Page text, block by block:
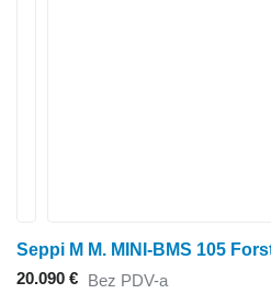
20.090 € Bez PDV-a